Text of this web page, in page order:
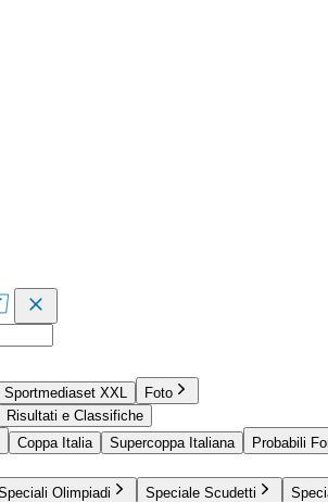
Sportmediaset XXL
Foto
Risultati e Classifiche
Coppa Italia Supercoppa Italiana Probabili
Olimpiadi Speciale Scudetti